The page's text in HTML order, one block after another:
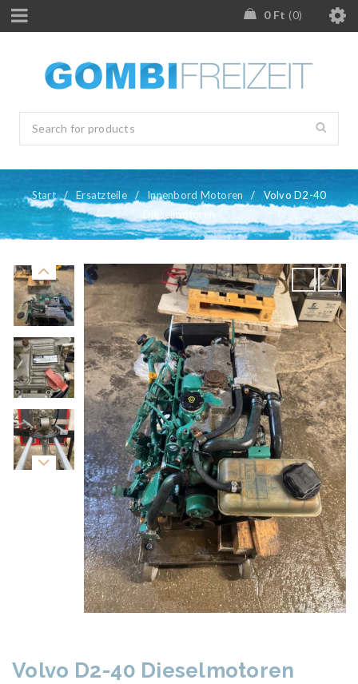
0 Ft 0
Start / Ersatzteile / Innenbord Motoren /
Volvo D2-40
Dieselmotoren
Volvo D2-40 Dieselmotoren